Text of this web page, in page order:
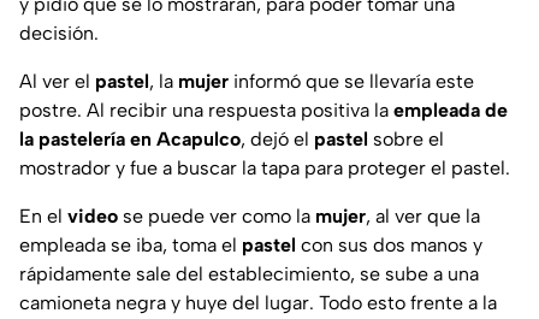
decisión.
Al ver el pastel, la mujer informó que se llevaría este
postre. Al recibir una respuesta positiva la empleada de
la pastelería en Acapulco, dejó el pastel sobre el
mostrador y fue a buscar la tapa para proteger el pastel.
En el video se puede ver como la mujer, al ver que la
empleada se iba, toma el pastel con sus dos manos y
rápidamente sale del establecimiento, se sube a una
camioneta negra y huye del lugar. Todo esto frente a la